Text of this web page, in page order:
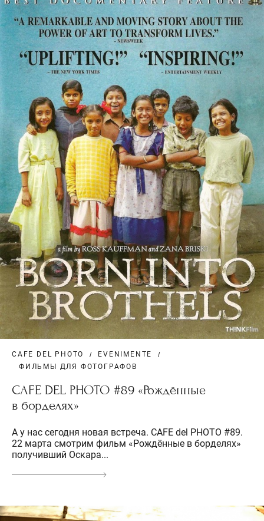
CAFE DEL PHOTO
EVENIMENTE
ФИЛЬМЫ ДЛЯ ФОТОГРАФОВ
CAFE DEL PHOTO #89 «Рождённые
в борделях»
А у нас сегодня новая встреча. CAFE del PHOTO #89.
22 марта смотрим фильм «Рождённые в борделях»
получивший Оскара...